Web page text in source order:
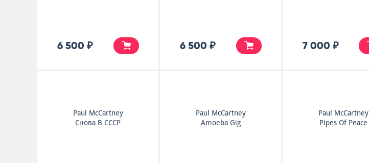
6 500 ₽ 6 500 ₽ 7 000 ₽
Paul McCartney
Снова В СССР
Paul McCartney
Amoeba Gig
Paul McCartney
Pipes Of Peace